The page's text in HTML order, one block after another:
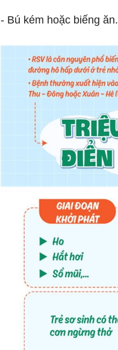
- Bú kém hoặc biếng ăn.